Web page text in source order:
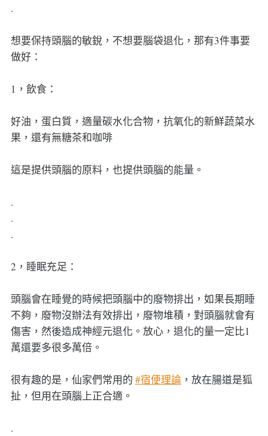
.
想要保持頭腦的敏銳，不想要腦袋退化，那有3件事要
做好：
1，飲食：
好油，蛋白質，適量碳水化合物，抗氧化的新鮮蔬菜水
果，還有無糖茶和咖啡
這是提供頭腦的原料，也提供頭腦的能量。
.
.
.
2，睡眠充足：
頭腦會在睡覺的時候把頭腦中的廢物排出，如果長期睡
不夠，廢物沒辦法有效排出，廢物堆積，對頭腦就會有
傷害，然後造成神經元退化。放心，退化的量一定比1
萬還要多很多萬倍。
很有趣的是，仙家們常用的 #宿便理論，放在腸道是狐
扯，但用在頭腦上正合適。
.